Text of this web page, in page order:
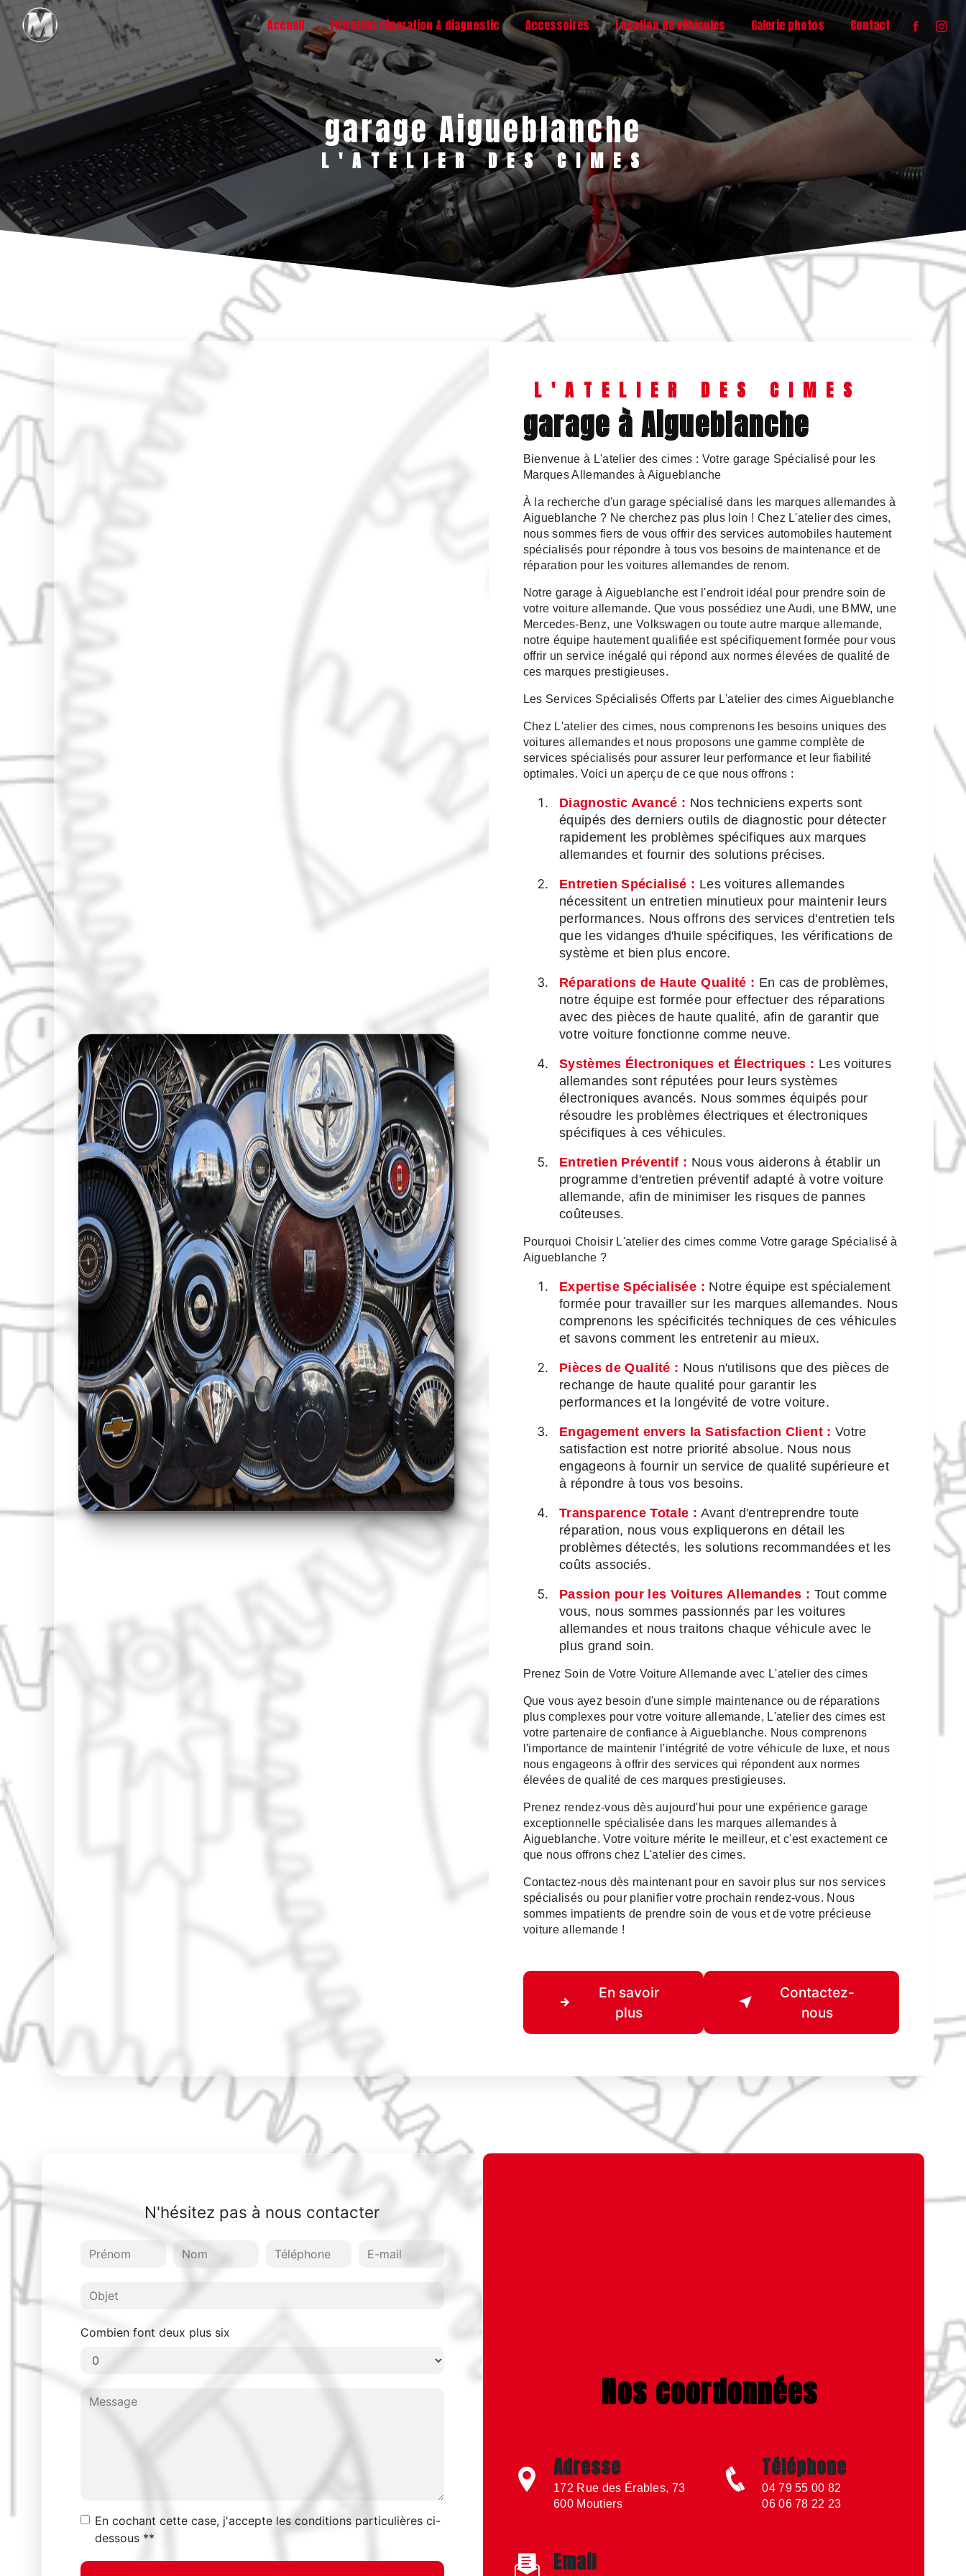
Accueil Entretien réparation & diagnostic Accessoires Location de véhicules Galerie photos Contact
garage Aigueblanche
L'ATELIER DES CIMES
L'ATELIER DES CIMES
garage à Aigueblanche
Bienvenue à L'atelier des cimes : Votre garage Spécialisé pour les
Marques Allemandes à Aigueblanche
À la recherche d'un garage spécialisé dans les marques allemandes à
Aigueblanche ? Ne cherchez pas plus loin ! Chez L'atelier des cimes,
nous sommes fiers de vous offrir des services automobiles hautement
spécialisés pour répondre à tous vos besoins de maintenance et de
réparation pour les voitures allemandes de renom.
Notre garage à Aigueblanche est l'endroit idéal pour prendre soin de
votre voiture allemande. Que vous possédiez une Audi, une BMW, une
Mercedes-Benz, une Volkswagen ou toute autre marque allemande,
notre équipe hautement qualifiée est spécifiquement formée pour vous
offrir un service inégalé qui répond aux normes élevées de qualité de
ces marques prestigieuses.
Les Services Spécialisés Offerts par L'atelier des cimes Aigueblanche
Chez L'atelier des cimes, nous comprenons les besoins uniques des
voitures allemandes et nous proposons une gamme complète de
services spécialisés pour assurer leur performance et leur fiabilité
optimales. Voici un aperçu de ce que nous offrons :
Diagnostic Avancé : Nos techniciens experts sont
équipés des derniers outils de diagnostic pour détecter
rapidement les problèmes spécifiques aux marques
allemandes et fournir des solutions précises.
Entretien Spécialisé : Les voitures allemandes
nécessitent un entretien minutieux pour maintenir leurs
performances. Nous offrons des services d'entretien tels
que les vidanges d'huile spécifiques, les vérifications de
système et bien plus encore.
Réparations de Haute Qualité : En cas de problèmes,
notre équipe est formée pour effectuer des réparations
avec des pièces de haute qualité, afin de garantir que
votre voiture fonctionne comme neuve.
Systèmes Électroniques et Électriques : Les voitures
allemandes sont réputées pour leurs systèmes
électroniques avancés. Nous sommes équipés pour
résoudre les problèmes électriques et électroniques
spécifiques à ces véhicules.
Entretien Préventif : Nous vous aiderons à établir un
programme d'entretien préventif adapté à votre voiture
allemande, afin de minimiser les risques de pannes
coûteuses.
Pourquoi Choisir L'atelier des cimes comme Votre garage Spécialisé à
Aigueblanche ?
Expertise Spécialisée : Notre équipe est spécialement
formée pour travailler sur les marques allemandes. Nous
comprenons les spécificités techniques de ces véhicules
et savons comment les entretenir au mieux.
Pièces de Qualité : Nous n'utilisons que des pièces de
rechange de haute qualité pour garantir les
performances et la longévité de votre voiture.
Engagement envers la Satisfaction Client : Votre
satisfaction est notre priorité absolue. Nous nous
engageons à fournir un service de qualité supérieure et
à répondre à tous vos besoins.
Transparence Totale : Avant d'entreprendre toute
réparation, nous vous expliquerons en détail les
problèmes détectés, les solutions recommandées et les
coûts associés.
Passion pour les Voitures Allemandes : Tout comme
vous, nous sommes passionnés par les voitures
allemandes et nous traitons chaque véhicule avec le
plus grand soin.
Prenez Soin de Votre Voiture Allemande avec L'atelier des cimes
Que vous ayez besoin d'une simple maintenance ou de réparations
plus complexes pour votre voiture allemande, L'atelier des cimes est
votre partenaire de confiance à Aigueblanche. Nous comprenons
l'importance de maintenir l'intégrité de votre véhicule de luxe, et nous
nous engageons à offrir des services qui répondent aux normes
élevées de qualité de ces marques prestigieuses.
Prenez rendez-vous dès aujourd'hui pour une expérience garage
exceptionnelle spécialisée dans les marques allemandes à
Aigueblanche. Votre voiture mérite le meilleur, et c'est exactement ce
que nous offrons chez L'atelier des cimes.
Contactez-nous dès maintenant pour en savoir plus sur nos services
spécialisés ou pour planifier votre prochain rendez-vous. Nous
sommes impatients de prendre soin de vous et de votre précieuse
voiture allemande !
En savoir
plus
Contactez-
nous
N'hésitez pas à nous contacter
Combien font deux plus six
En cochant cette case, j'accepte les conditions particulières ci-
dessous **
Nos coordonnées
Adresse
172 Rue des Érables, 73
600 Moutiers
Téléphone
04 79 55 00 82
06 06 78 22 23
Email
Panneau de gestion des cookies